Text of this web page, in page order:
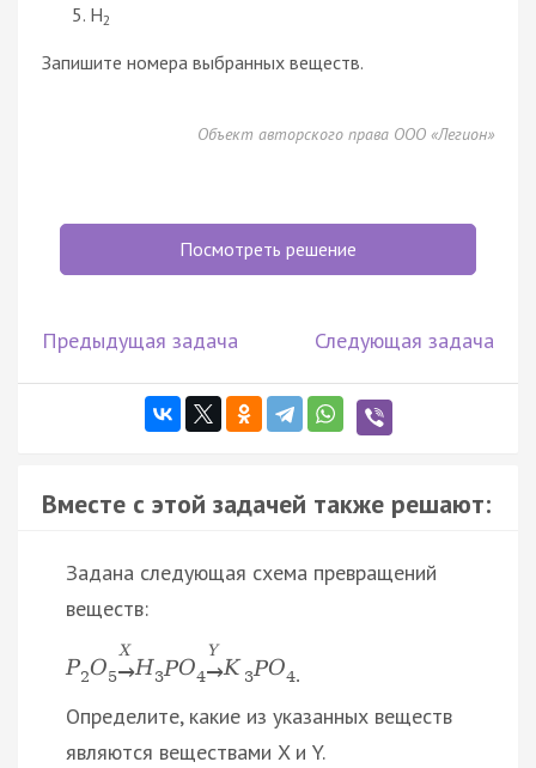
H2
Запишите номера выбранных веществ.
Объект авторского права ООО «Легион»
Посмотреть решение
Предыдущая задача Следующая задача
Вместе с этой задачей также решают:
Задана следующая схема превращений
веществ:
P2O5
X
→Н3PO4
Y
→K 3PO4.
Определите, какие из указанных веществ
являются веществами X и Y.